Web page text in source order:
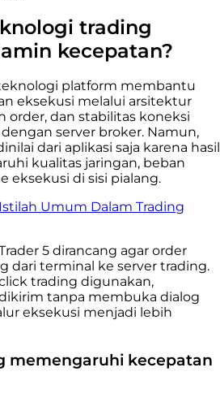
trading
kecepatan?
platform membantu
eksekusi melalui arsitektur
order, dan stabilitas koneksi
server broker. Namun,
dari aplikasi saja karena hasil
kualitas jaringan, beban
eksekusi di sisi pialang.
Umum Dalam Trading
5 dirancang agar order
dari terminal ke server trading.
trading digunakan,
tanpa membuka dialog
eksekusi menjadi lebih
memengaruhi kecepatan